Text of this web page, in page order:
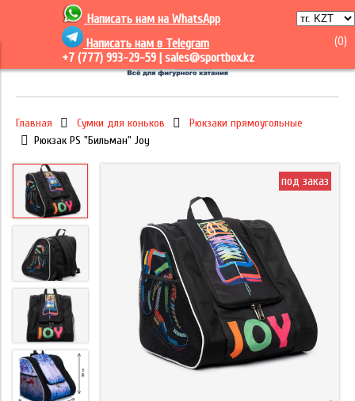
Написать нам на WhatsApp
Написать нам в Telegram
+7 (777) 993-29-59 | sales@sportbox.kz
(0)
Главная Сумки для коньков
Рюкзаки прямоугольные
Рюкзак PS "Бильман" Joy
под заказ